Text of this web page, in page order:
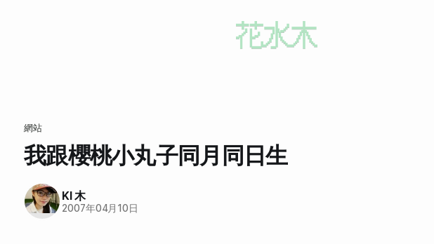
網站
我跟櫻桃小丸子同月同日生
KI 木
2007年04月10日